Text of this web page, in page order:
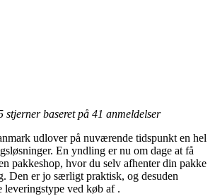
stjerner baseret på 41 anmeldelser
udlover på nuværende tidspunkt en hel
En yndling er nu om dage at få
pakkeshop, hvor du selv afhenter din pakke
Den er jo særligt praktisk, og desuden
leveringstype ved køb af .